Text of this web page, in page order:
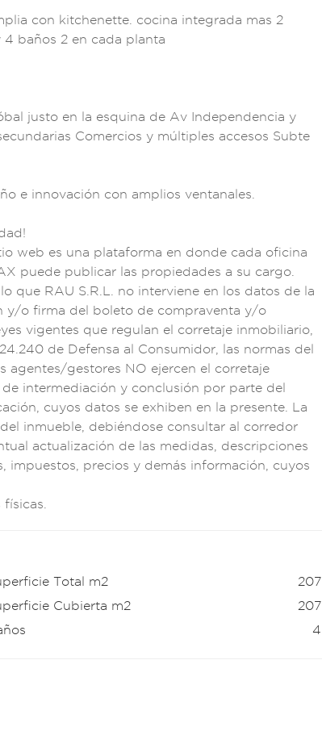
con kitchenette. cocina integrada mas 2
4 baños 2 en cada pl anta
justo en la esquina de Av Independencia y
Comercios y múltiples accesos Subte
e innovación con amplios ventanales.
!
web es una plataforma en donde cada oficina
puede publicar las propiedades a su cargo.
que RAU S.R.L. no interviene en los datos de la
y/o firma de l boleto de compraventa y/o
vigentes que regu lan el corretaje inmobiliario,
24.240 de Defensa al Consumidor, las normas del
agentes/gestores NO ejercen el corretaje
de intermediación y conclusión por parte del
cuyos datos se exhiben en la presente. La
inmueble, debiéndose consultar al corredor
actualización de las medidas , descripciones
impuestos, precios y demás información,
cuyos
Total m2
207
Cubierta m2
207
4